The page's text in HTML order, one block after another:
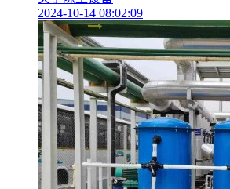
2024-10-14 08:02:09